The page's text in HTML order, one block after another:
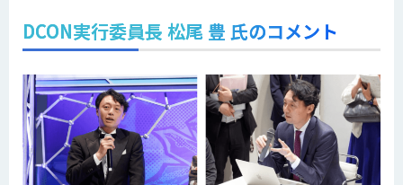
DCON実行委員長 松尾 豊 氏のコメント